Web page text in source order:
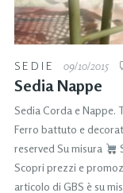
SEDIE 09/10/2015
Sedia Nappe
Sedia Corda e Nappe.
Ferro battuto e
reserved Su misura
Scopri prezzi e
articolo di GBS è su